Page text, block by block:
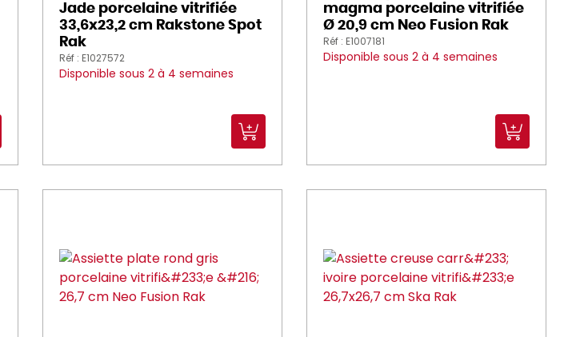
Jade porcelaine vitrifiée
33,6x23,2 cm Rakstone Spot
Rak
Réf : E1027572
Disponible sous 2 à 4 semaines
magma porcelaine vitrifiée
Ø 20,9 cm Neo Fusion Rak
Réf : E1007181
Disponible sous 2 à 4 semaines